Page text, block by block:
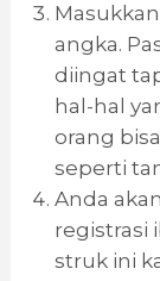
angka.
diingat
hal-hal
orang
seperti
Anda
registrasi
struk ini